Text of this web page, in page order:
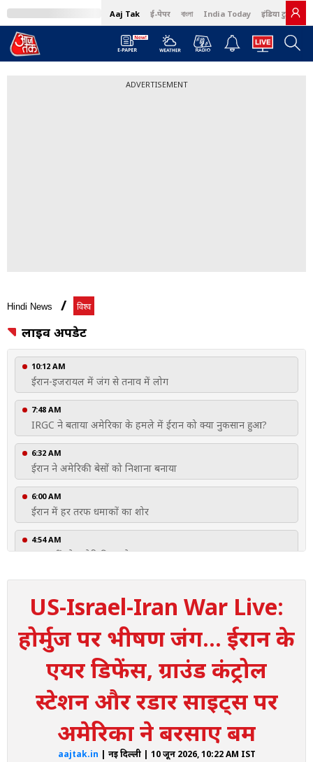
Aaj Tak ई-पेपर বাংলা India Today इंडिया टुडे हिंदी
ADVERTISEMENT
Hindi News विश्व
लाइव अपडेट
10:12 AM
ईरान-इजरायल में जंग से तनाव में लोग
7:48 AM
IRGC ने बताया अमेरिका के हमले में ईरान को क्या नुकसान हुआ?
6:32 AM
ईरान ने अमेरिकी बेसों को निशाना बनाया
6:00 AM
ईरान में हर तरफ धमाकों का शोर
4:54 AM
रुक नहीं रहे अमेरिकी हमले
4:21 AM
फारस की खाड़ी में घुसपैठ का बुरा होगा अंजाम: अराघची की धमकी
4:16 AM
केशम द्वीप धमाकों से दहला
4:13 AM
होर्मुज के आसपास एयर डिफेंस और रडार सिस्टम पर अटैक
4:10 AM
ईरान में अलग-अलग जगहों पर अटैक
4:09 AM
US-Israel-Iran War Live:
होर्मुज पर भीषण जंग... ईरान के
एयर डिफेंस, ग्राउंड कंट्रोल
स्टेशन और रडार साइट्स पर
अमेरिका ने बरसाए बम
aajtak.in | नई दिल्ली | 10 जून 2026, 10:22 AM IST